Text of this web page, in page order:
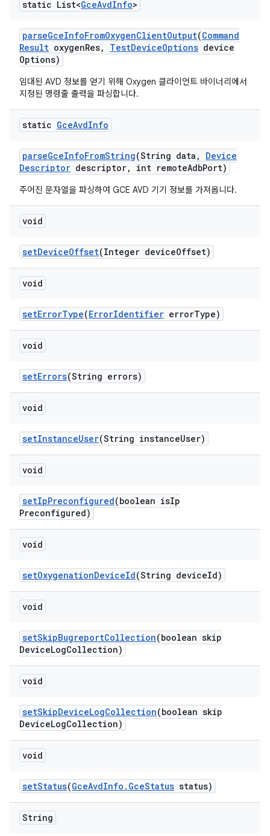
static List<GceAvdInfo>
parseGceInfoFromOxygenClientOutput(Command
Result oxygenRes, TestDeviceOptions device
Options)
임대된 AVD 정보를 얻기 위해 Oxygen 클라이언트 바이너리에서
지정된 명령줄 출력을 파싱합니다.
static GceAvdInfo
parseGceInfoFromString(String data ,
Device
Descriptor descriptor, int remoteAdbPort)
주어진 문자열을 파싱하여 GCE AVD 기기 정보를 가져옵니다.
void
setDeviceOffset(Integer deviceOffset)
void
setErrorType(ErrorIdentifier errorType)
void
setErrors(String errors)
void
setInstanceUser(String instanceUser)
void
setIpPreconfigured(boolean isIp
Preconfigured)
void
setOxygenationDeviceId(String deviceId)
void
setSkipBugreportCollection(boolean skip
DeviceLogCollection)
void
setSkipDeviceLogCollection(boolean skip
DeviceLogCollection)
void
setStatus(GceAvdInfo . GceStatus status)
String